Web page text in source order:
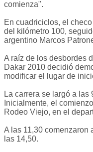
comienza".
En cuadriciclos, el
del kilómetro 100,
argentino Marcos
A raíz de los desbordes
Dakar 2010 decidió
modificar el lugar de
La carrera se largó a
Inicialmente, el
Rodeo Viejo, en el
A las 11,30 comenzaron
las 14,50.